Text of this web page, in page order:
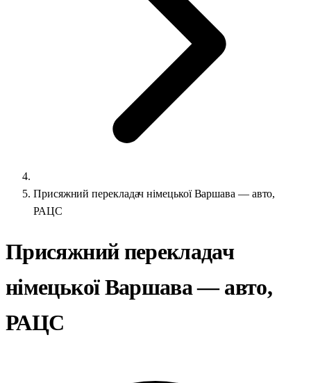
Присяжний перекладач німецької Варшава — авто,
РАЦС
Присяжний перекладач
німецької Варшава — авто,
РАЦС